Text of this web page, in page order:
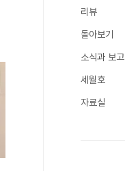
리뷰
돌아보기
소식과 보고
세월호
자료실